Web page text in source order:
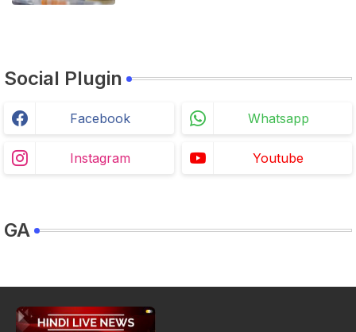
Social Plugin
Facebook Whatsapp
Instagram Youtube
GA